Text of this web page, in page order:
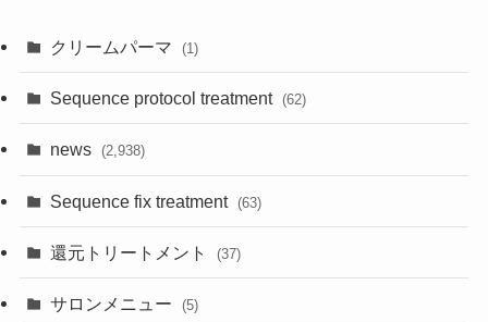
クリームパーマ (1)
Sequence protocol treatment (62)
news (2,938)
Sequence fix treatment (63)
還元トリートメント (37)
サロンメニュー (5)